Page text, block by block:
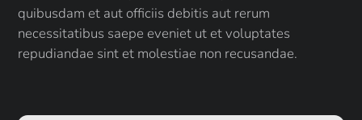
quibusdam et aut officiis debitis aut rerum
necessitatibus saepe eveniet ut et voluptates
repudiandae sint et molestiae non recusandae.